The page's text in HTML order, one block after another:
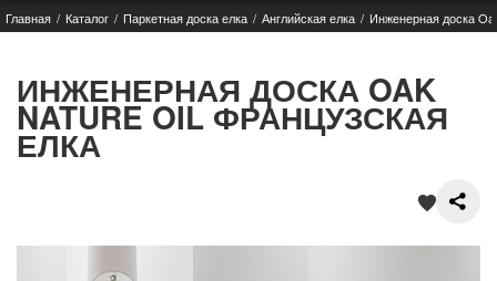
Каталог
Укладка
Примеры работ
Покупателям
Главная Каталог Паркетная доска елка Английская елка Инженерная доска
ИНЖЕНЕРНАЯ ДОСКА OAK
NATURE OIL ФРАНЦУЗСКАЯ
ЕЛКА